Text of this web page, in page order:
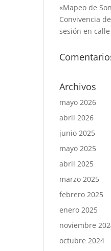
«Mapeo de
Convivencia
sesión en calle
Archivos
mayo 2026
abril 2026
junio 2025
mayo 2025
abril 2025
marzo 2025
febrero 2025
enero 2025
noviembre
octubre 2024